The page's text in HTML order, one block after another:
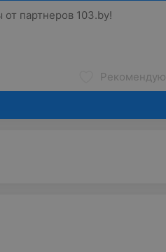
Рекомендую